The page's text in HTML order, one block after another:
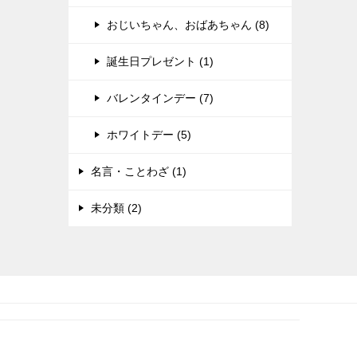
おじいちゃん、おばあちゃん (8)
誕生日プレゼント (1)
バレンタインデー (7)
ホワイトデー (5)
名言・ことわざ (1)
未分類 (2)